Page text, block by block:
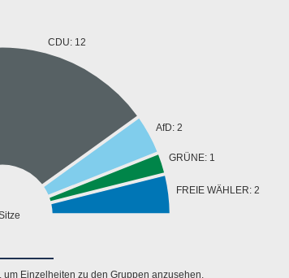
CDU: 12
AfD: 2
GRÜNE: 1
FREIE WÄHLER: 2
Einzelheiten zu den Gruppen anzusehen.